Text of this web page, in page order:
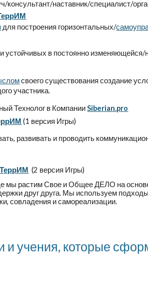
консультант/наставник/специалист/
для построения горизонтальных/
устойчивых в постоянно изменяющейся/
своего существования создание
участника.
Технолог в КомпанииSiberian.pro
(1 версия Игры)
развивать и проводить
(2 версия Игры)
мы растим Свое и Общее ДЕЛО на
друг друга. Мы используем
совладения и самореализации.
и учения, которые